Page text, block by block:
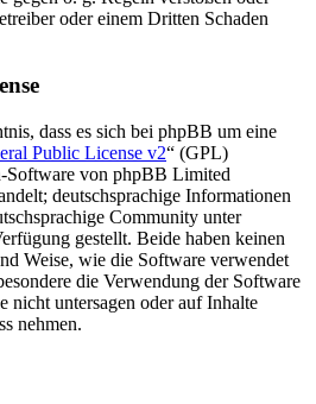
oder einem Dritten Schaden
dass es sich bei phpBB um eine
Public License v2“ (GPL)
Software von phpBB Limited
deutschsprachige Informationen
Community unter
gestellt. Beide haben keinen
Weise, wie die Software verwendet
die Verwendung der Software
nicht untersagen oder auf Inhalte
nehmen.